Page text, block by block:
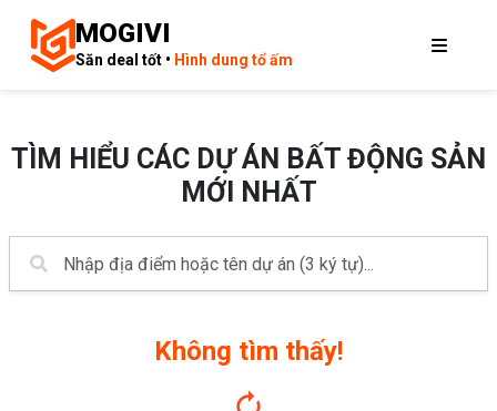
MOGIVI
Săn deal tốt • Hình dung tổ ấm
TÌM HIỂU CÁC DỰ ÁN BẤT ĐỘNG SẢN
MỚI NHẤT
Không tìm thấy!